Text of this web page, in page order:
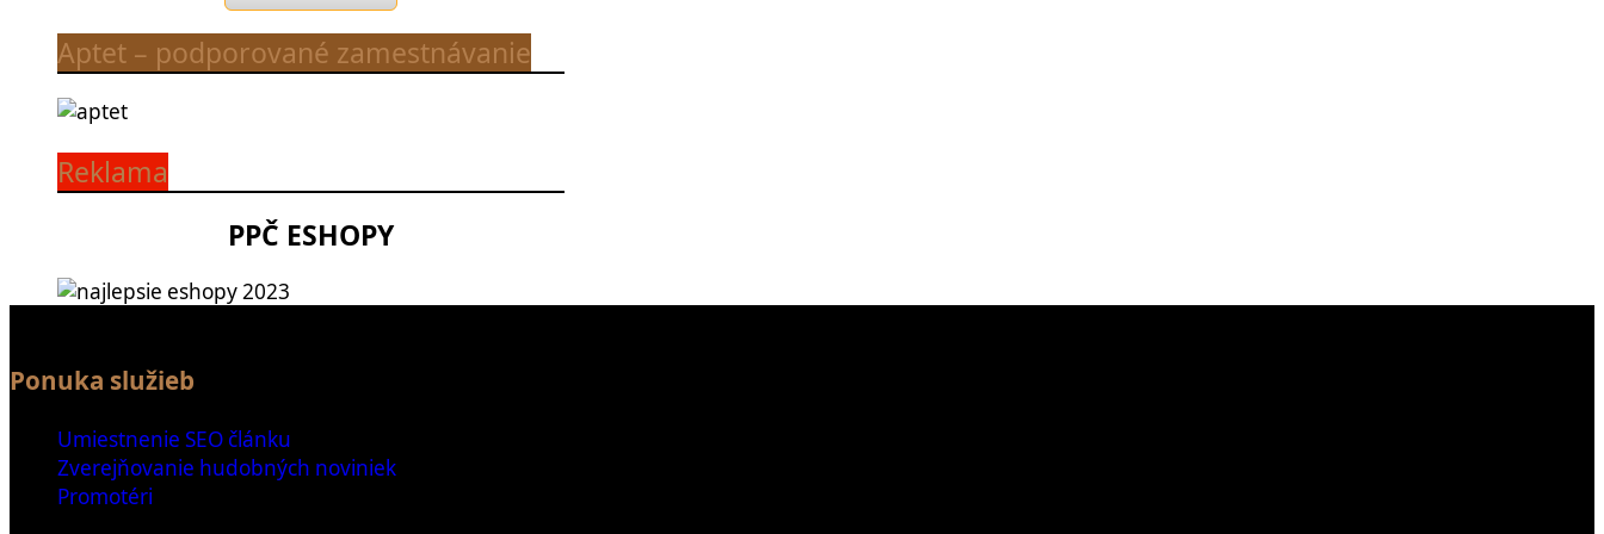
Aptet – podporované zamestnávanie
Reklama
PPČ ESHOPY
Ponuka služieb
Umiestnenie SEO článku
Zverejňovanie hudobných noviniek
Promotéri